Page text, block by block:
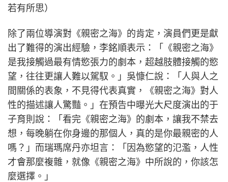
若有所思）
除了兩位導演對《親密之海》的肯定，演員們更是獻
出了難得的演出經驗，李銘順表示：「《親密之海》
是我接觸過最有情慾張力的劇本，超越肢體接觸的慾
望，往往更讓人難以駕馭。」吳慷仁說：「人與人之
間關係的表象，不見得代表真實，《親密之海》對人
性的描述讓人驚豔。」在預告中曝光大尺度演出的于
子育則說：「看完《親密之海》的劇本，讓我不禁去
想，每晚躺在你身邊的那個人，真的是你最親密的人
嗎？」而瑞瑪席丹亦坦言：「因為慾望的氾濫，人性
才會那麼複雜，就像《親密之海》中所說的，你該怎
麼選擇。」